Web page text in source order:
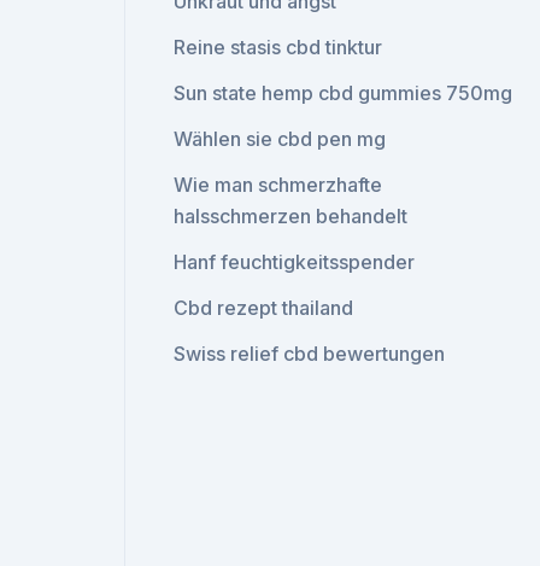
Reine stasis cbd tinktur
Sun state hemp cbd gummies 750mg
Wählen sie cbd pen mg
Wie man schmerzhafte
halsschmerzen behandelt
Hanf feuchtigkeitsspender
Cbd rezept thailand
Swiss relief cbd bewertungen